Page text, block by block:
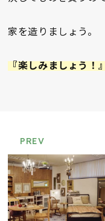
家を造りましょう。
『楽しみましょう！
PREV